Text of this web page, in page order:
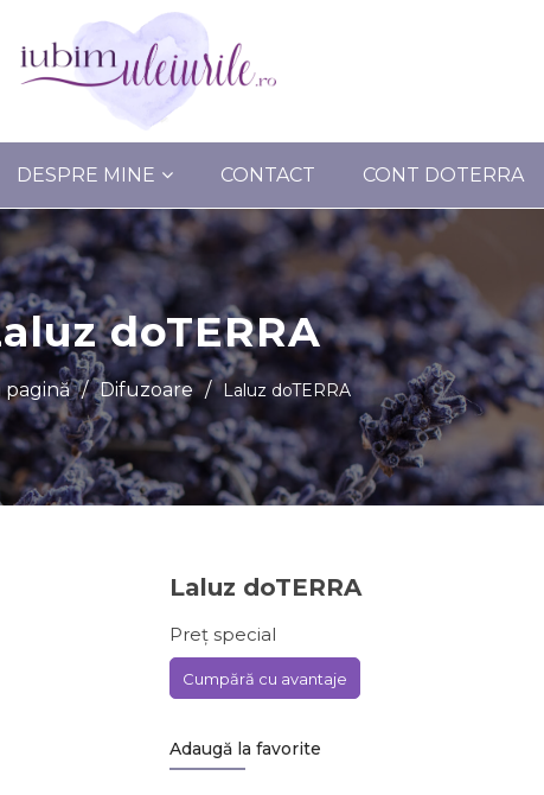
DESPRE MINE CONTACT CONT DOTERRA
doTERRA
pagină / Difuzoare / Laluz doTERRA
Laluz doTERRA
Preț special
Cumpără cu avantaje
Adaugă la favorite